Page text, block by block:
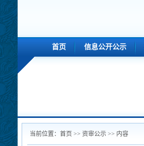
首页 信息公开公示
当前位置： 首页 >> 资审公示 >> 内容